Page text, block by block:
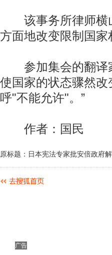
该事务所律师横山
方面地改变限制国家
参加集会的翻译家
使国家的状态骤然
呼"不能允许"。”
作者：国民
原标题：日本宪法专家批安倍政府
广告